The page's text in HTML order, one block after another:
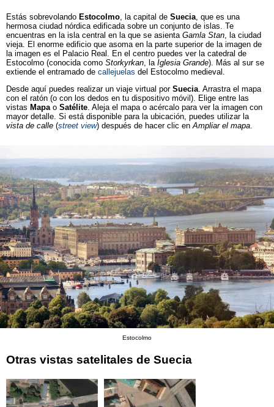
Estás sobrevolando Estocolmo , la capital de Suecia , que es una
hermosa ciudad nórdica edificada sobre un conjunto de islas. Te
encuentras en la isla central en la que se asienta Gamla Stan , la ciudad
vieja. El enorme edificio que asoma en la parte superior de la imagen de
la imagen es el Palacio Real. En el centro puedes ver la catedral de
Estocolmo (conocida como Storkyrkan , la Iglesia Grande). Más al sur se
extiende el entramado de callejuelas del Estocolmo medieval.
Desde aquí puedes realizar un viaje virtual por Suecia . Arrastra el mapa
con el ratón (o con los dedos en tu dispositivo móvil). Elige entre las
vistas Mapa o Satélite . Aleja el mapa o acércalo para ver la imagen con
mayor detalle. Si está disponible para la ubicación, puedes utilizar la
vista de calle (street view) después de hacer clic en Ampliar el mapa
Estocolmo
Otras vistas satelitales de Suecia